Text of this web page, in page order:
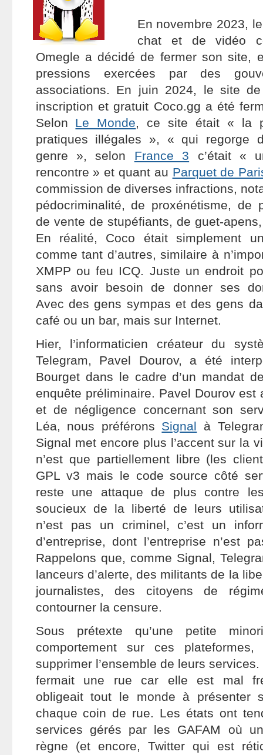
En novembre 2023,
chat et de vidéo
Omegle a décidé de fermer son site,
pressions exercées par des
associations. En juin 2024, le site
inscription et gratuit Coco.gg a été
Selon Le Monde, ce site était « la
pratiques illégales », « qui regorge
genre », selon France 3 c’était «
rencontre » et quant au Parquet de
commission de diverses infractions,
pédocriminalité, de proxénétisme, de
de vente de stupéfiants, de guet-
En réalité, Coco était simplement
comme tant d’autres, similaire à
XMPP ou feu ICQ. Juste un endroit
sans avoir besoin de donner ses
Avec des gens sympas et des gens
café ou un bar, mais sur Internet.
Hier, l’informaticien créateur du
Telegram, Pavel Dourov, a été
Bourget dans le cadre d’un mandat
enquête préliminaire. Pavel Dourov est
et de négligence concernant son
Léa, nous préférons Signal à
Signal met encore plus l’accent sur la
n’est que partiellement libre (les
GPL v3 mais le code source côté
reste une attaque de plus contre
soucieux de la liberté de leurs
n’est pas un criminel, c’est un
d’entreprise, dont l’entreprise n’est
Rappelons que, comme Signal,
lanceurs d’alerte, des militants de la
journalistes, des citoyens de
contourner la censure.
Sous prétexte qu’une petite
comportement sur ces plateformes,
supprimer l’ensemble de leurs
fermait une rue car elle est mal
obligeait tout le monde à présenter
chaque coin de rue. Les états ont
services gérés par les GAFAM où
règne (et encore, Twitter qui est